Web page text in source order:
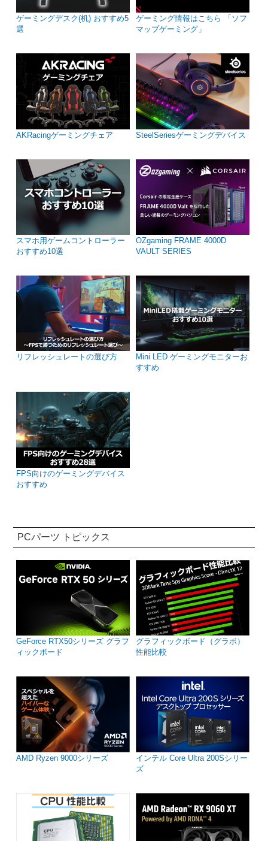
ゲーミングデスク(机) おすすめ5
選
ゲーミング情報はこちら 「ソフ
マップゲーミング」
AKRacingゲーミングチェア SteelSeriesゲーミングデバイス
スマホ用ゲームコントローラー
おすすめ10選
OZgaming FRAME 4000D
VAULT SERIES
リフレッシュレートの選び方
Mini LED ゲーミングモニターお
すすめ
FPS向けのゲーミングデバイス
おすすめ
PCパーツ トピックス
GeForce RTX50シリーズ グラフ
ィックボード
グラフィックボード（グラボ）
性能比較
AMD Ryzen 9000シリーズ
インテル Core Ultra 200Sシリー
ズ